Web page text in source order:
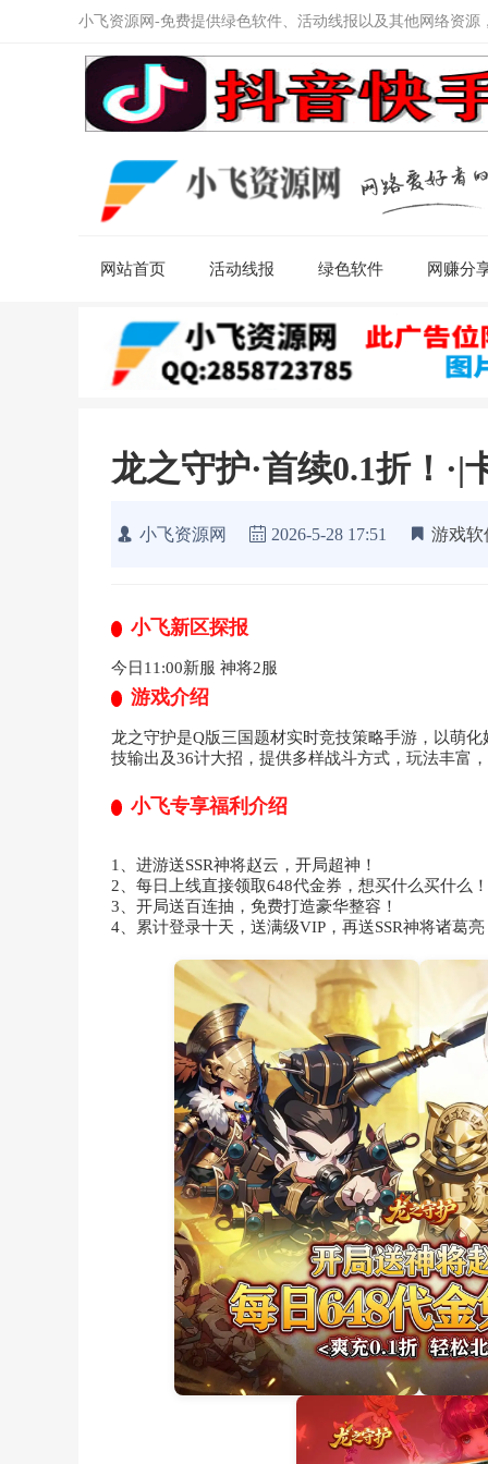
小飞资源网-免费提供绿色软件、活动线报以及其他网络资
网站首页 活动线报 绿色软件 网赚分
龙之守护·首续0.1折！·|
小飞资源网 2026-5-28 17:51 游戏软
小飞新区探报
今日11:00新服 神将2服
游戏介绍
龙之守护是Q版三国题材实时竞技策略手游，以萌
技输出及36计大招，提供多样战斗方式，玩法丰富
小飞专享福利介绍
1、进游送SSR神将赵云，开局超神！
2、每日上线直接领取648代金券，想买什么买什么！
3、开局送百连抽，免费打造豪华整容！
4、累计登录十天，送满级VIP，再送SSR神将诸葛亮